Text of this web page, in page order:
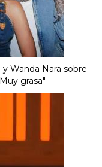
Wanda Nara sobre
grasa"